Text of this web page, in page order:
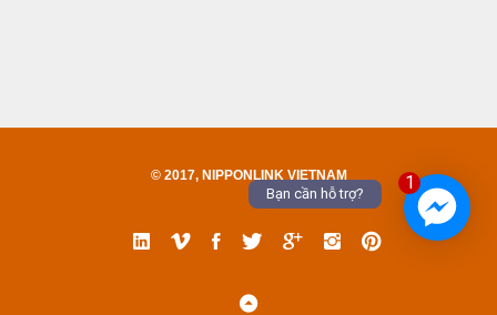
1
Bạn cần hỗ trợ?
© 2017, NIPPONLINK VIETNAM
LinkedVimeoFacebook
TwitterGoogleInstgram
Pinterest
Back